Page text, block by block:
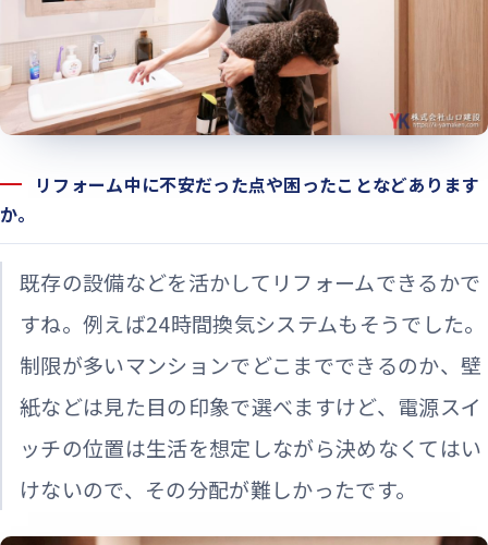
リフォーム中に不安だった点や困ったことなどあります
か。
既存の設備などを活かしてリフォームできるかで
すね。例えば24時間換気システムもそうでした。
制限が多いマンションでどこまでできるのか、壁
紙などは見た目の印象で選べますけど、電源スイ
ッチの位置は生活を想定しながら決めなくてはい
けないので、その分配が難しかったです。